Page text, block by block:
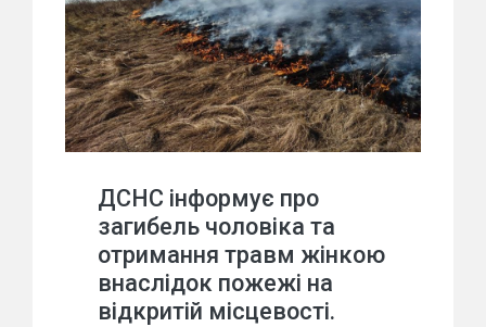
ДСНС інформує про
загибель чоловіка та
отримання травм жінкою
внаслідок пожежі на
відкритій місцевості.